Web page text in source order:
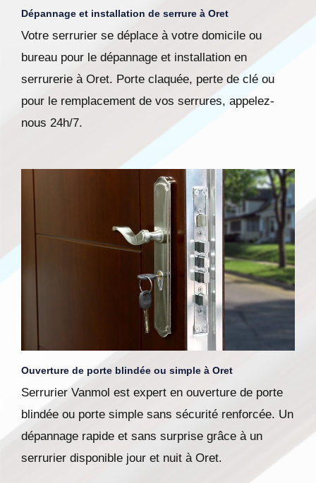
Dépannage et installation de serrure à Oret
Votre serrurier se déplace à votre domicile ou
bureau pour le dépannage et installation en
serrurerie à Oret. Porte claquée, perte de clé ou
pour le remplacement de vos serrures, appelez-
nous 24h/7.
Ouverture de porte blindée ou simple à Oret
Serrurier Vanmol est expert en ouverture de porte
blindée ou porte simple sans sécurité renforcée. Un
dépannage rapide et sans surprise grâce à un
serrurier disponible jour et nuit à Oret.